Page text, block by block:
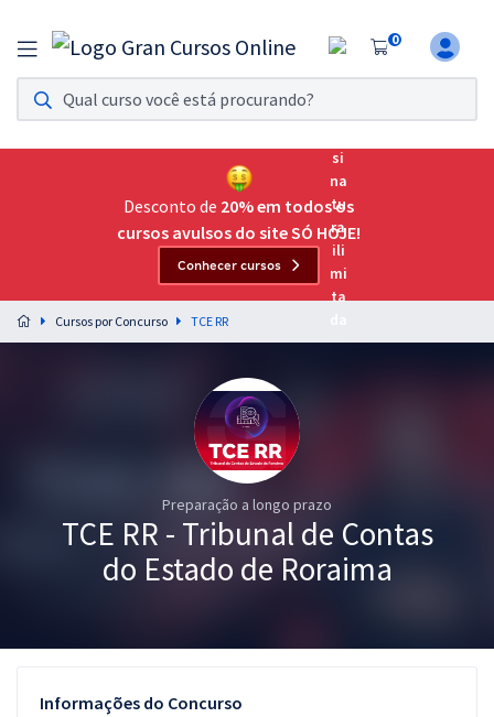
0
Assinatura Ilimitada 11
Acesso a todos os cursos. Teste grátis por 7 dias!
Assinatura OAB Até Passar
Acesso ilimitado a toda preparação para o Exame da
Preparação completa e intensiva para as principais
residências em saúde do Brasil
Desconto de 20% em todos os
cursos avulsos do site SÓ HOJE!
Conhecer cursos
Cursos por Concurso TCE RR
Preparação a longo prazo
TCE RR - Tribunal de Contas
do Estado de Roraima
Informações do Concurso